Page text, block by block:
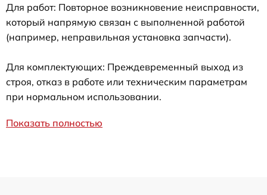
Для работ: Повторное возникновение неисправности,
который напрямую связан с выполненной работой
(например, неправильная установка запчасти).
Для комплектующих: Преждевременный выход из
строя, отказ в работе или техническим параметрам
при нормальном использовании.
Показать полностью